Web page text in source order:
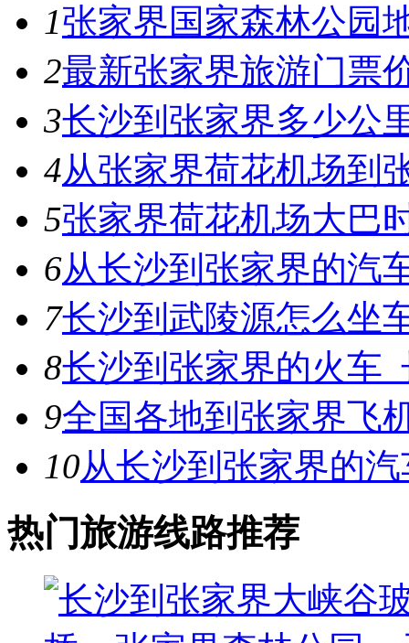
1张家界国家森林公园
2最新张家界旅游门票
3长沙到张家界多少公
4从张家界荷花机场到
5张家界荷花机场大巴
6从长沙到张家界的汽
7长沙到武陵源怎么坐
8长沙到张家界的火车
9全国各地到张家界飞
10从长沙到张家界的
热门旅游线路推荐